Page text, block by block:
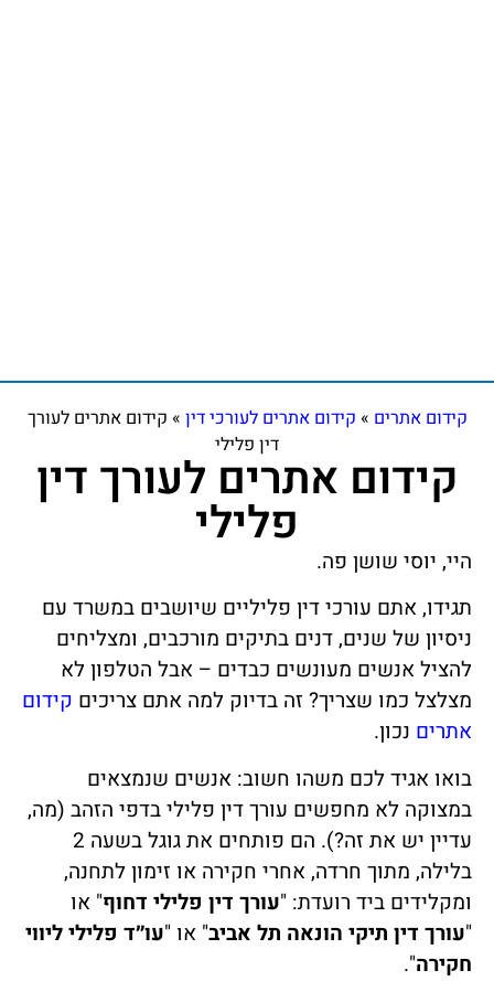
קידום אתרים » קידום אתרים לעורכי דין » קידום אתרים לעורך
דין פלילי
קידום אתרים לעורך דין
פלילי
היי, יוסי שושן פה.
תגידו, אתם עורכי דין פליליים שיושבים במשרד עם
ניסיון של שנים, דנים בתיקים מורכבים, ומצליחים
להציל אנשים מעונשים כבדים – אבל הטלפון לא
מצלצל כמו שצריך? זה בדיוק למה אתם צריכים קידום
אתרים נכון.
בואו אגיד לכם משהו חשוב: אנשים שנמצאים
במצוקה לא מחפשים עורך דין פלילי בדפי הזהב (מה,
עדיין יש את זה?). הם פותחים את גוגל בשעה 2
בלילה, מתוך חרדה, אחרי חקירה או זימון לתחנה,
ומקלידים ביד רועדת: "עורך דין פלילי דחוף" או
"עורך דין תיקי הונאה תל אביב" או "עו״ד פלילי ליווי
חקירה".